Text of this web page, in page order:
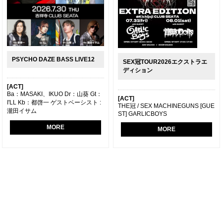
PSYCHO DAZE BASS LIVE12
[ACT]
Ba：MASAKI、IKUO Dr：山葵 Gt：
I'LL Kb：都啓一 ゲストベーシスト :
瀧田イサム
MORE
SEX冠TOUR2026エクストラエ
ディション
[ACT]
THE冠 / SEX MACHINEGUNS [GUE
ST] GARLICBOYS
MORE